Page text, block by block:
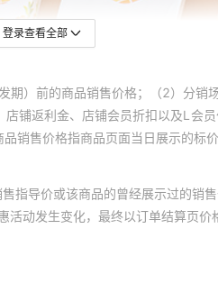
登录查看全部
期）前的商品销售价格；（2）分
铺返利金、店铺会员折扣以及L会
售价格指商品页面当日展示的标
导价或该商品的曾经展示过的销售
动发生变化，最终以订单结算页价